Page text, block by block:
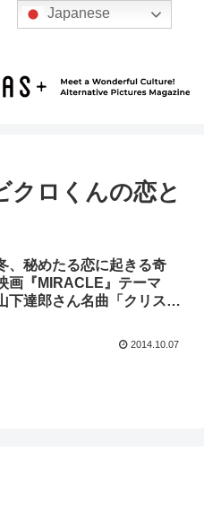
クロくんの恋と
、秘めたる恋に起きる奇
画『MIRACLE』テーマ
下達郎さん名曲「クリスマ
2014.10.07
Japanese